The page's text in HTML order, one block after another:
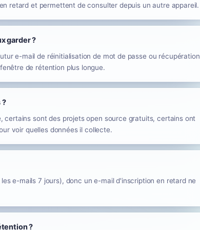
retard et permettent de consulter depuis un autre appareil.
garder ?
e-mail de réinitialisation de mot de passe ou récupération
de rétention plus longue.
?
certains sont des projets open source gratuits, certains ont
voir quelles données il collecte.
e-mails 7 jours), donc un e-mail d'inscription en retard ne
?